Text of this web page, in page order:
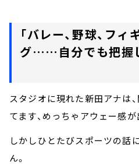
「バレー、野球、フィ
グ……自分でも把握
スタジオに現れた新田アナは
てます、めっちゃアウェー感が
しかしひとたびスポーツの話
ん。